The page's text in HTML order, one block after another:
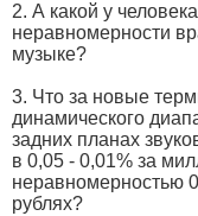
2. А какой у
неравномерности
музыке?
3. Что за новые
динамического
задних планах
в 0,05 - 0,01% за
неравномерностью
рублях?